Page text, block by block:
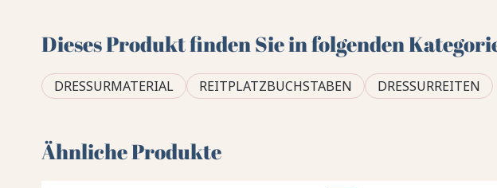
Dieses Produkt finden Sie in folgenden
DRESSURMATERIAL REITPLATZBUCHSTABEN DRESSURREITEN
Ähnliche Produkte